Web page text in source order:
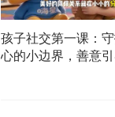
孩子社交第一课：
心的小边界，善意